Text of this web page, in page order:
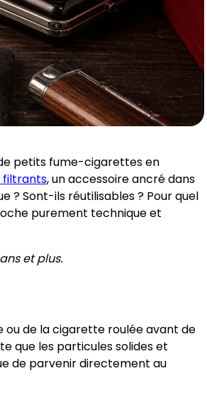
petits fume-cigarettes en
, un accessoire ancré dans
? Sont-ils réutilisables ? Pour quel
purement technique et
et plus.
ou de la cigarette roulée avant de
que les particules solides et
de parvenir directement au